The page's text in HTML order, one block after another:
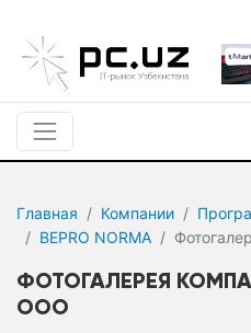
Главная Компании
BEPRO NORMA
ФОТОГАЛЕРЕЯ
ООО